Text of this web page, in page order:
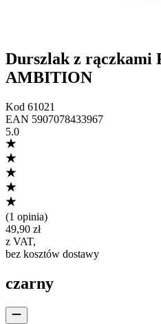
Durszlak z rączkami
AMBITION
Kod 61021
EAN 5907078433967
5.0
(1 opinia)
49,90 zł
z VAT,
bez kosztów dostawy
czarny